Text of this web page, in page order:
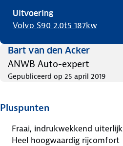
Uitvoering
Volvo S90 2.0t5 187kw
Bart van den Acker
ANWB Auto-expert
Gepubliceerd op 25 april 2019
Pluspunten
Fraai, indrukwekkend uiterlijk
Heel hoogwaardig rijcomfort